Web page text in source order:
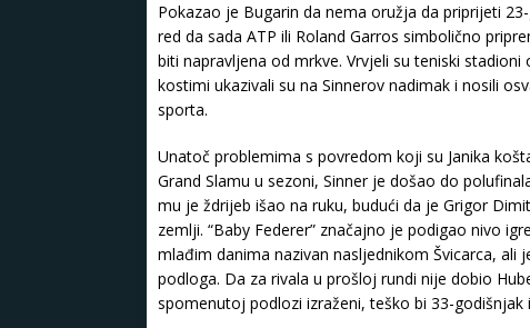
Pokazao je Bugarin da nema oružja da priprijeti
red da sada ATP ili Roland Garros simbolično
biti napravljena od mrkve. Vrvjeli su teniski
kostimi ukazivali su na Sinnerov nadimak i nosili
sporta.
Unatoč problemima s povredom koji su Janika
Grand Slamu u sezoni, Sinner je došao do
mu je ždrijeb išao na ruku, budući da je Grigor
zemlji. “Baby Federer” značajno je podigao nivo
mlađim danima nazivan nasljednikom Švicarca,
podloga. Da za rivala u prošloj rundi nije dobio
spomenutoj podlozi izraženi, teško bi 33-